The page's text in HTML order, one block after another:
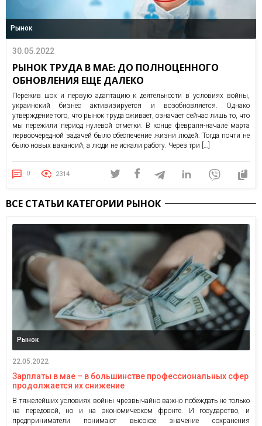
Рынок
30.05.2022
РЫНОК ТРУДА В МАЕ: ДО ПОЛНОЦЕННОГО
ОБНОВЛЕНИЯ ЕЩЕ ДАЛЕКО
Пережив шок и первую адаптацию к деятельности в условиях войны,
украинский бизнес активизируется и возобновляется. Однако
утверждение того, что рынок труда оживает, означает сейчас лишь то, что
мы пережили период нулевой отметки. В конце февраля-начале марта
первоочередной задачей было обеспечение жизни людей. Тогда почти не
было новых вакансий, а люди не искали работу. Через три […]
0 2314
ВСЕ СТАТЬИ КАТЕГОРИИ РЫНОК
Рынок
22.05.2022
Зарплаты в мае – в большинстве профессиональных сфер
продолжается их снижение
В тяжелейших условиях войны чрезвычайно важно побеждать не только
на передовой, но и на экономическом фронте. И государство, и
предприниматели понимают высокое значение сохранения